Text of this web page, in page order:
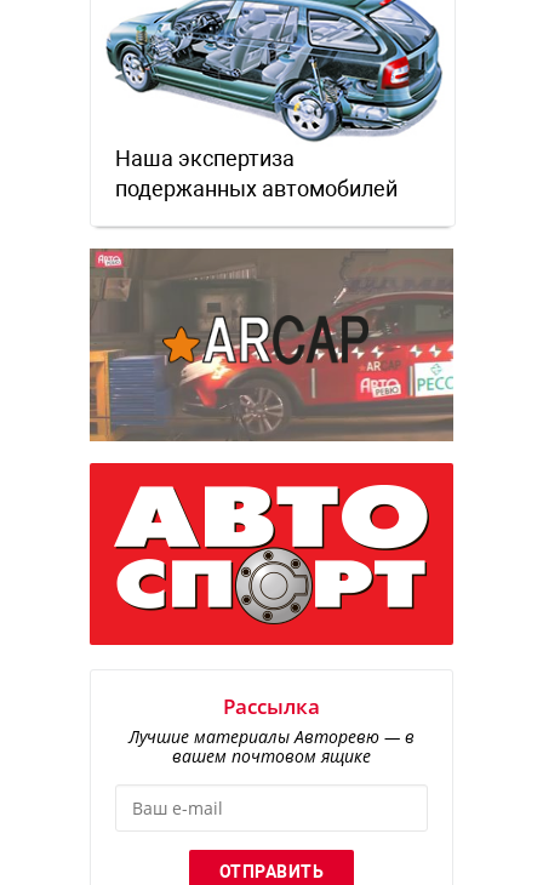
Наша экспертиза
подержанных автомобилей
Рассылка
Лучшие материалы Авторевю — в
вашем почтовом ящике